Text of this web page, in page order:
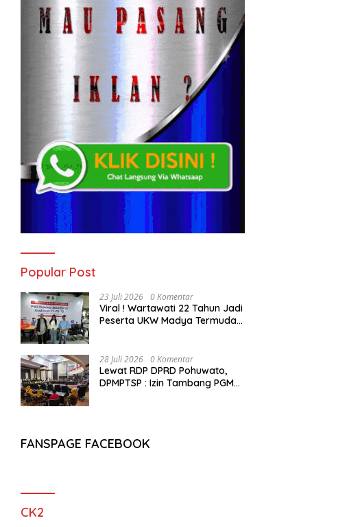
Popular Post
23 Juli 2026 0 Komentar
Viral ! Wartawati 22 Tahun Jadi
Peserta UKW Madya Termuda
28 Juli 2026 0 Komentar
Lewat RDP DPRD Pohuwato,
DPMPTSP : Izin Tambang PGM
FANSPAGE FACEBOOK
CK2